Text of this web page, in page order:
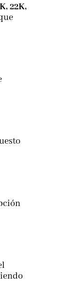
22K,